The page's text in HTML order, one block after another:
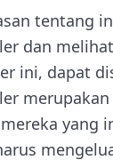
tentang
dan
ini, dapat
yang